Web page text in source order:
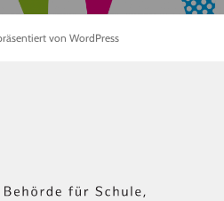
von WordPress